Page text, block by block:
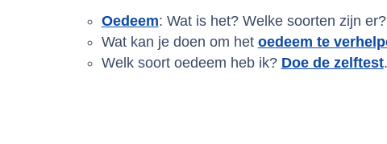
Oedeem: Wat is het? Welke soorten zijn er?
Wat kan je doen om het oedeem te
Welk soort oedeem heb ik? Doe de zelftest.